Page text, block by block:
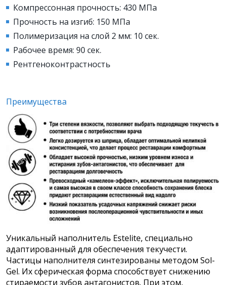
Компрессонная прочность: 430 МПа
Прочность на изгиб: 150 МПа
Полимеризация на слой 2 мм: 10 сек.
Рабочее время: 90 сек.
Рентгеноконтрастность
Преимущества
Уникальный наполнитель Estelite, специально
адаптированный для обеспечения текучести.
Частицы наполнителя синтезированы методом Sol-
Gel. Их сферическая форма способствует снижению
стираемости зубов антагонистов. При этом,